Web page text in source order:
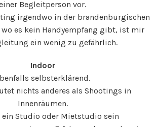
Begleitperson vor.
irgendwo in der brandenburgischen
es kein Handyempfang gibt, ist mir
ein wenig zu gefährlich.
Indoor
selbsterklärend.
nichts anderes als Shootings in
Innenräumen.
ein Studio oder Mietstudio sein